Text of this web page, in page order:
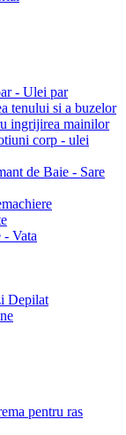
- Ulei par
tenului si a buzelor
ingrijirea mainilor
corp - ulei
de Baie - Sare
- Vata
Depilat
pentru ras